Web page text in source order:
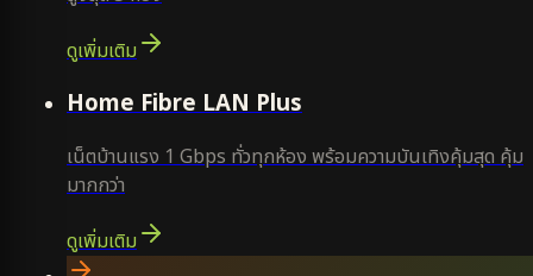
ดูเพิ่มเติม
Home Fibre LAN Plus
เน็ตบ้านแรง 1 Gbps ทั่วทุกห้อง พร้อมความบันเทิงคุ้มสุด คุ้ม
มากกว่า
ดูเพิ่มเติม